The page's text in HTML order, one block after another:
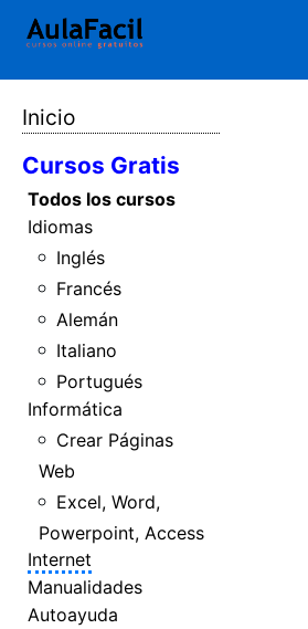
Inicio
Cursos Gratis
Todos los cursos
Idiomas
Inglés
Francés
Alemán
Italiano
Portugués
Informática
Crear Páginas
Web
Excel, Word,
Powerpoint, Access
Internet
Manualidades
Autoayuda